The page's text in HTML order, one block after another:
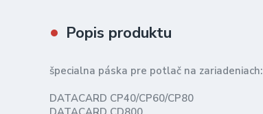
Popis produktu
špecialna páska pre potlač na zariadeniach:
DATACARD CP40/CP60/CP80